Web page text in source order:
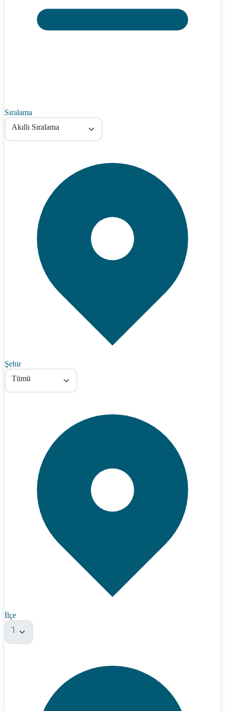
Sıralama
Akıllı Sıralama
Şehir
Tümü
İlçe
Tümü